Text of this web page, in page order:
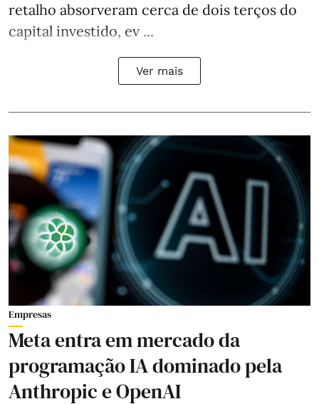
retalho absorveram cerca de dois terços do
capital investido, ev ...
Ver mais
Empresas
Meta entra em mercado da
programação IA dominado pela
Anthropic e OpenAI